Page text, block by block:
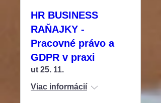
HR BUSINESS
RAŇAJKY -
Pracovné právo a
GDPR v praxi
ut 25. 11.
Viac informácií